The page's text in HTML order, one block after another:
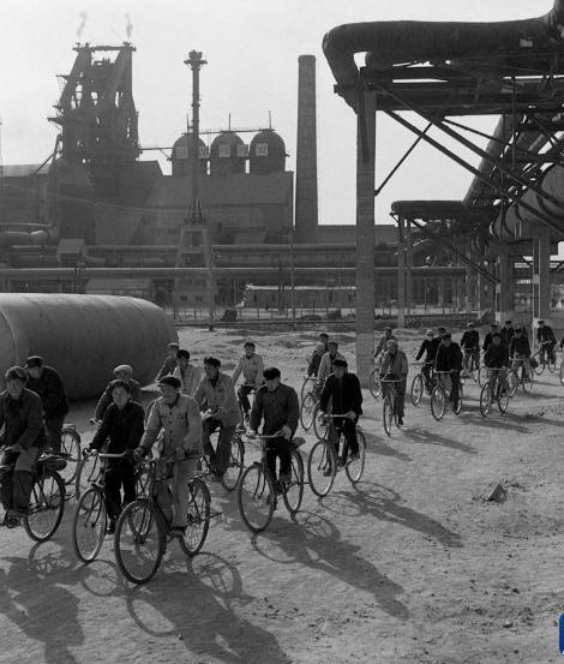
包
養
價
錢
年
夜
鋼
鐵
偉
人：
包
鋼
70
年
記
憶
志
_
中
國
網〉
中